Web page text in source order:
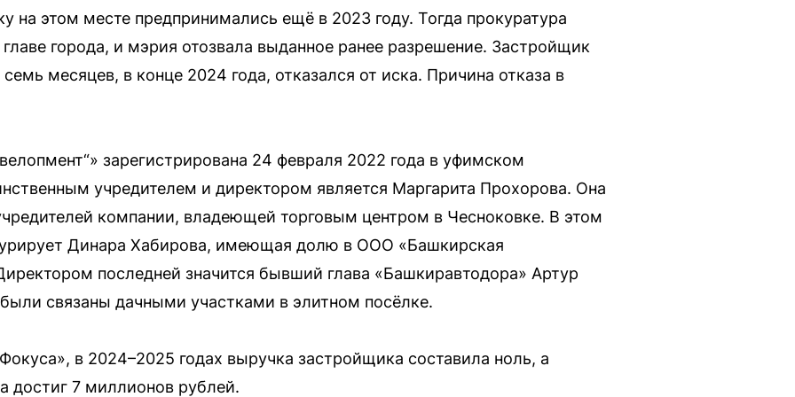
на этом месте предпринимались ещё в 2023 году. Тогда прокуратура
города, и мэрия отозвала выданное ранее разрешение. Застройщик
месяцев, в конце 2024 года, отказался от иска. Причина отказа в
зарегистрирована 24 февраля 2022 года в уфимском
учредителем и директором является Маргарита Прохорова. Она
компании, владеющей торговым центром в Чесноковке. В этом
Динара Хабирова, имеющая долю в ООО «Башкирская
последней значится бывший глава «Башкиравтодора» Артур
связаны дачными участками в элитном посёлке.
в 2024–2025 годах выручка застройщика составила ноль, а
достиг 7 миллионов рублей.